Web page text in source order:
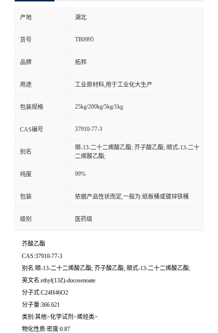
产地 湖北
货号 TB0995
品牌 拓邦
用途 工业原材料,用于工业化大生产
包装规格 25kg/200kg/5kg/1kg
CAS编号 37910-77-3
别名
顺-13-二十二烯酸乙酯; 芥子酸乙酯; 顺式-13-二十
二烯酸乙酯;
纯度 99%
包装 依据产品性状而定,一般为:纸板桶或镀锌铁桶
级别 医药级
芥酸乙酯
CAS:37910-77-3
别名:顺-13-二十二烯酸乙酯; 芥子酸乙酯; 顺式-13-二十二烯酸乙酯;
英文名:ethyl(13Z)-docosenoate
分子式:C24H46O2
分子量:366.621
类别:其他>化学试剂>烯烃类>
物化性质:密度:0.87